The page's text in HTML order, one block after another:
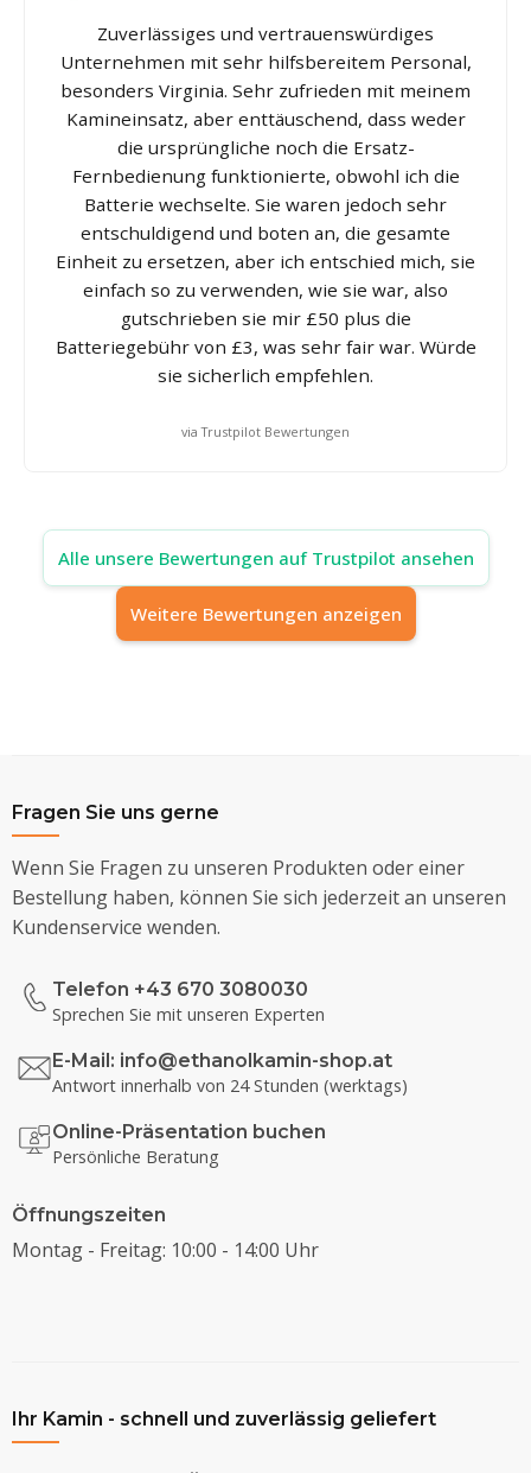
Zuverlässiges und vertrauenswürdiges
Unternehmen mit sehr hilfsbereitem Personal,
besonders Virginia. Sehr zufrieden mit meinem
Kamineinsatz, aber enttäuschend, dass weder
die ursprüngliche noch die Ersatz-
Fernbedienung funktionierte, obwohl ich die
Batterie wechselte. Sie waren jedoch sehr
entschuldigend und boten an, die gesamte
Einheit zu ersetzen, aber ich entschied mich, sie
einfach so zu verwenden, wie sie war, also
gutschrieben sie mir £50 plus die
Batteriegebühr von £3, was sehr fair war. Würde
sie sicherlich empfehlen.
via Trustpilot Bewertungen
Alle unsere Bewertungen auf Trustpilot ansehen
Weitere Bewertungen anzeigen
Fragen Sie uns gerne
Wenn Sie Fragen zu unseren Produkten oder einer
Bestellung haben, können Sie sich jederzeit an unseren
Kundenservice wenden.
Telefon +43 670 3080030
Sprechen Sie mit unseren Experten
E-Mail: info@ethanolkamin-shop.at
Antwort innerhalb von 24 Stunden (werktags)
Online-Präsentation buchen
Persönliche Beratung
Öffnungszeiten
Montag - Freitag: 10:00 - 14:00 Uhr
Ihr Kamin - schnell und zuverlässig geliefert